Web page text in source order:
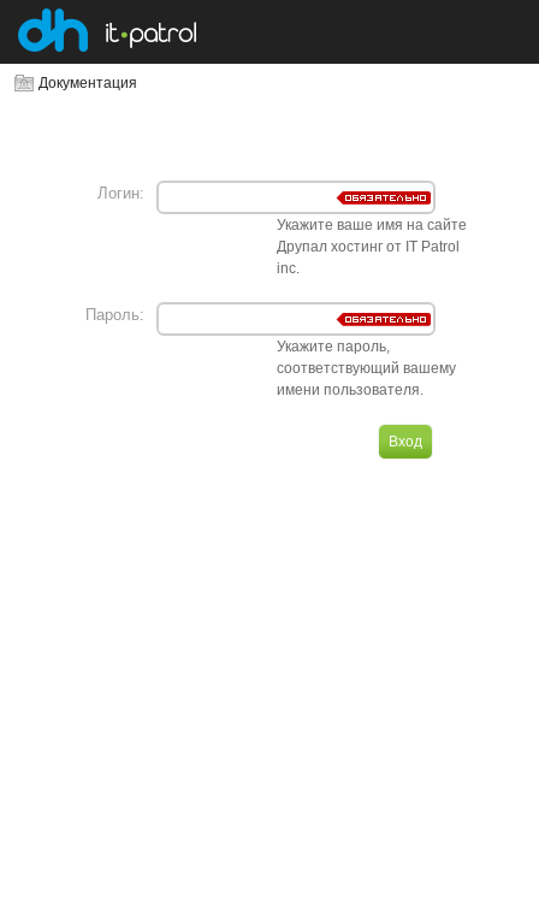
Документация
Логин:
Укажите ваше имя на сайте
Друпал хостинг от IT Patrol
inc.
Пароль:
Укажите пароль,
соответствующий вашему
имени пользователя.